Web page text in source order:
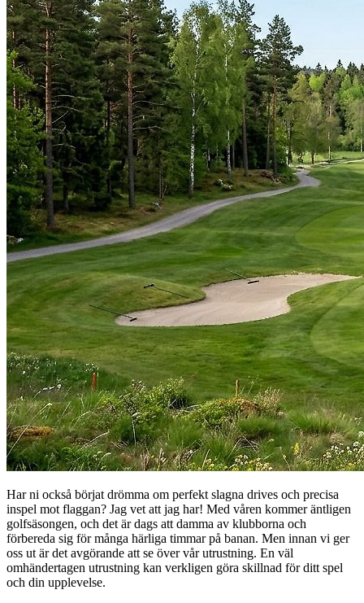
Har ni också börjat drömma om perfekt slagna drives och precisa
inspel mot flaggan? Jag vet att jag har! Med våren kommer äntligen
golfsäsongen, och det är dags att damma av klubborna och
förbereda sig för många härliga timmar på banan. Men innan vi ger
oss ut är det avgörande att se över vår utrustning. En väl
omhändertagen utrustning kan verkligen göra skillnad för ditt spel
och din upplevelse.